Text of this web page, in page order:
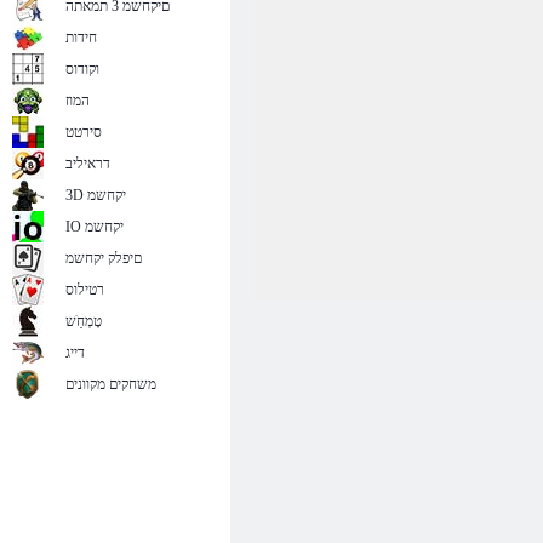
םיקחשמ 3 תמאתה
חידות
וקודוס
המוז
סירטט
דראיליב
3D יקחשמ
IO יקחשמ
םיפלק יקחשמ
רטילוס
טָמְחַׁש
דייג
משחקים מקוונים